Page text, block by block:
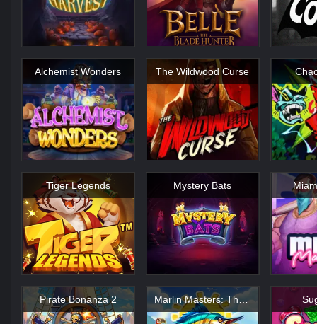
Alchemist Wonders The Wildwood Curse
Tiger Legends Mystery Bats
Pirate Bonanza 2 Marlin Masters: The Big Haul